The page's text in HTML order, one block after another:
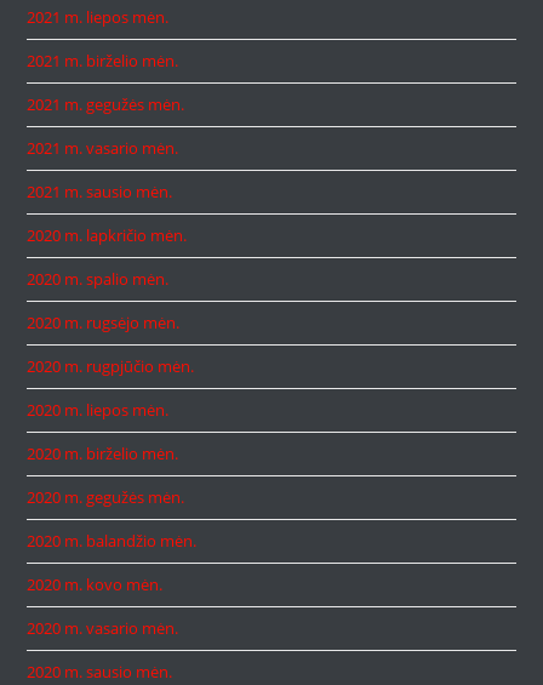
2021 m. liepos mėn.
2021 m. birželio mėn.
2021 m. gegužės mėn.
2021 m. vasario mėn.
2021 m. sausio mėn.
2020 m. lapkričio mėn.
2020 m. spalio mėn.
2020 m. rugsėjo mėn.
2020 m. rugpjūčio mėn.
2020 m. liepos mėn.
2020 m. birželio mėn.
2020 m. gegužės mėn.
2020 m. balandžio mėn.
2020 m. kovo mėn.
2020 m. vasario mėn.
2020 m. sausio mėn.